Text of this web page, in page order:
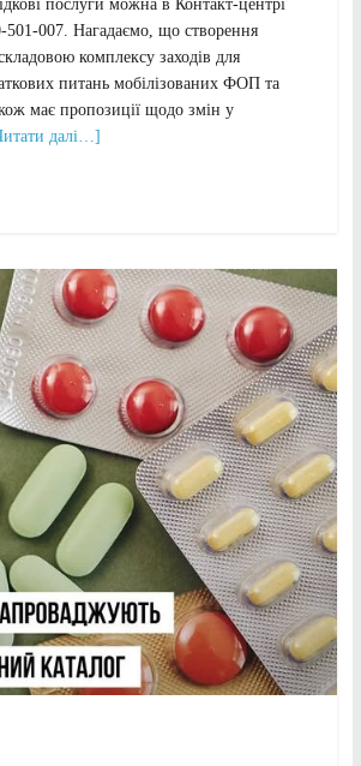
послуги можна в Контакт-центрі
007. Нагадаємо, що створення
комплексу заходів для
питань мобілізованих ФОП та
має пропозиції щодо змін у
далі…]